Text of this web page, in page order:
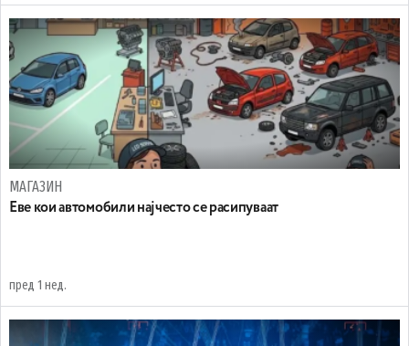
МАГАЗИН
Еве кои автомобили најчесто се расипуваат
пред 1 нед.